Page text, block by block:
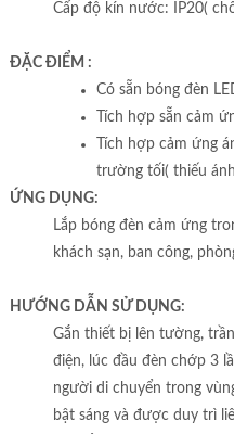
Cấp độ kín nước: IP20(
ĐẶC ĐIỂM :
Có sẵn bóng đèn
Tích hợp sẵn cảm
Tích hợp cảm ứng
trường tối( thiếu
ỨNG DỤNG:
Lắp bóng đèn cảm ứng
khách sạn, ban công,
HƯỚNG DẪN SỬ DỤNG:
Gắn thiết bị lên tường,
điện, lúc đầu đèn chớp 3
người di chuyển trong
bật sáng và được duy trì